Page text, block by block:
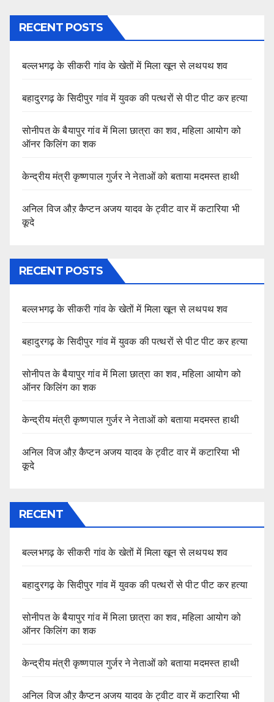
RECENT POSTS
बल्लभगढ़ के सीकरी गांव के खेतों में मिला खून से लथपथ शव
बहादुरगढ़ के सिदीपुर गांव में युवक की पत्थरों से पीट पीट कर हत्या
सोनीपत के बैयापुर गांव में मिला छात्रा का शव, महिला आयोग को
ऑनर किलिंग का शक
केन्द्रीय मंत्री कृष्णपाल गुर्जर ने नेताओं को बताया मदमस्त हाथी
अनिल विज औऱ कैप्टन अजय यादव के ट्वीट वार में कटारिया भी
कूदे
RECENT POSTS
बल्लभगढ़ के सीकरी गांव के खेतों में मिला खून से लथपथ शव
बहादुरगढ़ के सिदीपुर गांव में युवक की पत्थरों से पीट पीट कर हत्या
सोनीपत के बैयापुर गांव में मिला छात्रा का शव, महिला आयोग को
ऑनर किलिंग का शक
केन्द्रीय मंत्री कृष्णपाल गुर्जर ने नेताओं को बताया मदमस्त हाथी
अनिल विज औऱ कैप्टन अजय यादव के ट्वीट वार में कटारिया भी
कूदे
RECENT
बल्लभगढ़ के सीकरी गांव के खेतों में मिला खून से लथपथ शव
बहादुरगढ़ के सिदीपुर गांव में युवक की पत्थरों से पीट पीट कर हत्या
सोनीपत के बैयापुर गांव में मिला छात्रा का शव, महिला आयोग को
ऑनर किलिंग का शक
केन्द्रीय मंत्री कृष्णपाल गुर्जर ने नेताओं को बताया मदमस्त हाथी
अनिल विज औऱ कैप्टन अजय यादव के ट्वीट वार में कटारिया भी